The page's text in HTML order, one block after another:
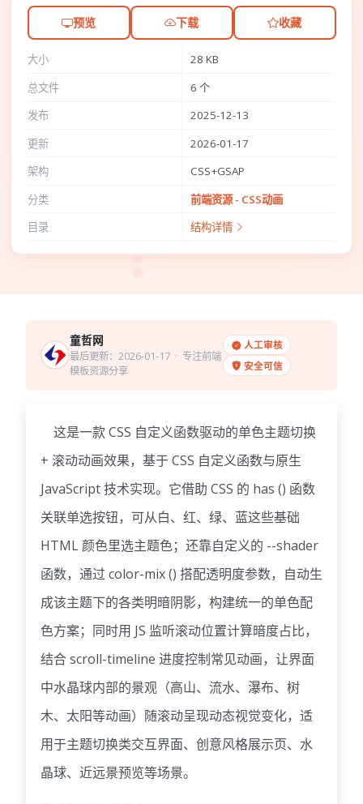
预览 下载 收藏
大小
28 KB
总文件
6 个
发布
2025-12-13
更新
2026-01-17
架构
CSS+GSAP
分类
前端资源 - CSS动画
目录
结构详情
童哲网
最后更新：2026-01-17· 专注前端
模板资源分享
人工审核
安全可信
这是一款 CSS 自定义函数驱动的单色主题切换
+ 滚动动画效果，基于 CSS 自定义函数与原生
JavaScript 技术实现。它借助 CSS 的 has () 函数
关联单选按钮，可从白、红、绿、蓝这些基础
HTML 颜色里选主题色；还靠自定义的 --shader
函数，通过 color-mix () 搭配透明度参数，自动生
成该主题下的各类明暗阴影，构建统一的单色配
色方案；同时用 JS 监听滚动位置计算暗度占比，
结合 scroll-timeline 进度控制常见动画，让界面
中水晶球内部的景观（高山、流水、瀑布、树
木、太阳等动画）随滚动呈现动态视觉变化，适
用于主题切换类交互界面、创意风格展示页、水
晶球、近远景预览等场景。